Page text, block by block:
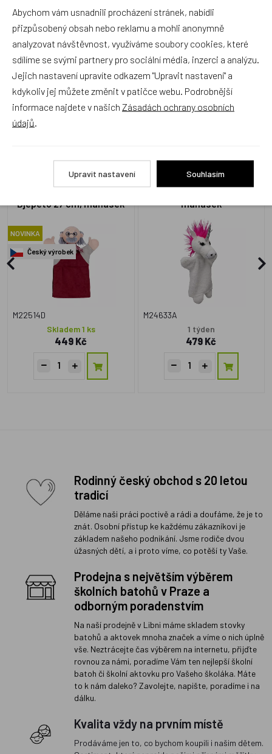
Produkt zatím nemá žádné hodnocení,buďte první, kdo
produkt ohodnotí!
Přidat hodnocení
Maňásek bez nohou
Djepeto 27 cm, maňásek
NOVINKA
Český výrobek
M22514D
Skladem 1 ks
449 Kč
Jednorožec 30 cm bílý,
maňásek
M24633A
1 týden
479 Kč
Rodinný český obchod s 20 letou
tradicí
Děláme naši práci poctivě a rádi a doufáme, že je to
znát. Osobní přístup ke každému zákazníkovi je
základem našeho podnikání. Jsme rodiče dvou
úžasných dětí, a i proto víme, co potěší ty Vaše.
Prodejna s největším výběrem
školních batohů v Praze a
odborným poradenstvím
Na naší prodejně v Libni máme skladem stovky
batohů a aktovek mnoha značek a víme o nich úplně
vše. Neztrácejte čas výběrem na internetu, přijďte
rovnou za námi, poradíme Vám ten nejlepší školní
batoh či školní aktovku pro Vašeho školáka. Máte
to k nám daleko? Zavolejte, napište, poradíme i na
dálku.
Kvalita vždy na prvním místě
Prodáváme jen to, co bychom koupili i našim dětem.
Abychom vám usnadnili procházení stránek, nabídli
přizpůsobený obsah nebo reklamu a mohli anonymně
analyzovat návštěvnost, využíváme soubory cookies, které
sdílíme se svými partnery pro sociální média, inzerci a analýzu.
Jejich nastavení upravíte odkazem "Upravit nastavení" a
kdykoliv jej můžete změnit v patičce webu. Podrobnější
informace najdete v našich Zásadách ochrany osobních
údajů
Upravit nastavení Souhlasím